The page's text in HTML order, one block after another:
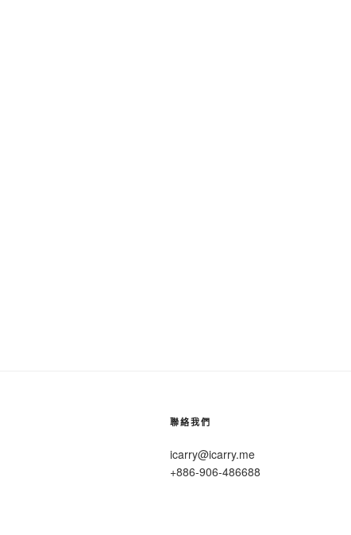
聯絡我們
icarry@icarry.me
+886-906-486688